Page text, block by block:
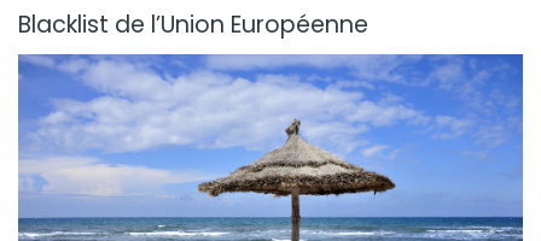
Blacklist de l’Union Européenne